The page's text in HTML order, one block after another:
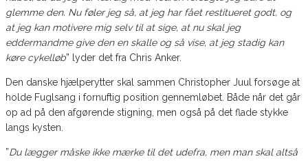
glemme den. Nu føler jeg så, at jeg har fået restitueret godt, og
at jeg kan motivere mig selv til at sige, at nu skal jeg
eddermandme give den en skalle og så vise, at jeg stadig kan
køre cykelløb” lyder det fra Chris Anker.
Den danske hjælperytter skal sammen Christopher Juul forsøge at
holde Fuglsang i fornuftig position gennemløbet. Både når det går
op ad på den afgørende stigning, men også på det flade stykke
langs kysten.
”Du lægger måske ikke mærke til det udefra, men man skal altså